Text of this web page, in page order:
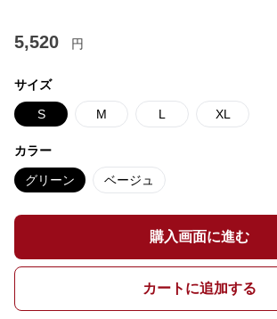
5,520 円
サイズ
S M L XL
カラー
グリーン ベージュ
購入画面に進む
カートに追加する